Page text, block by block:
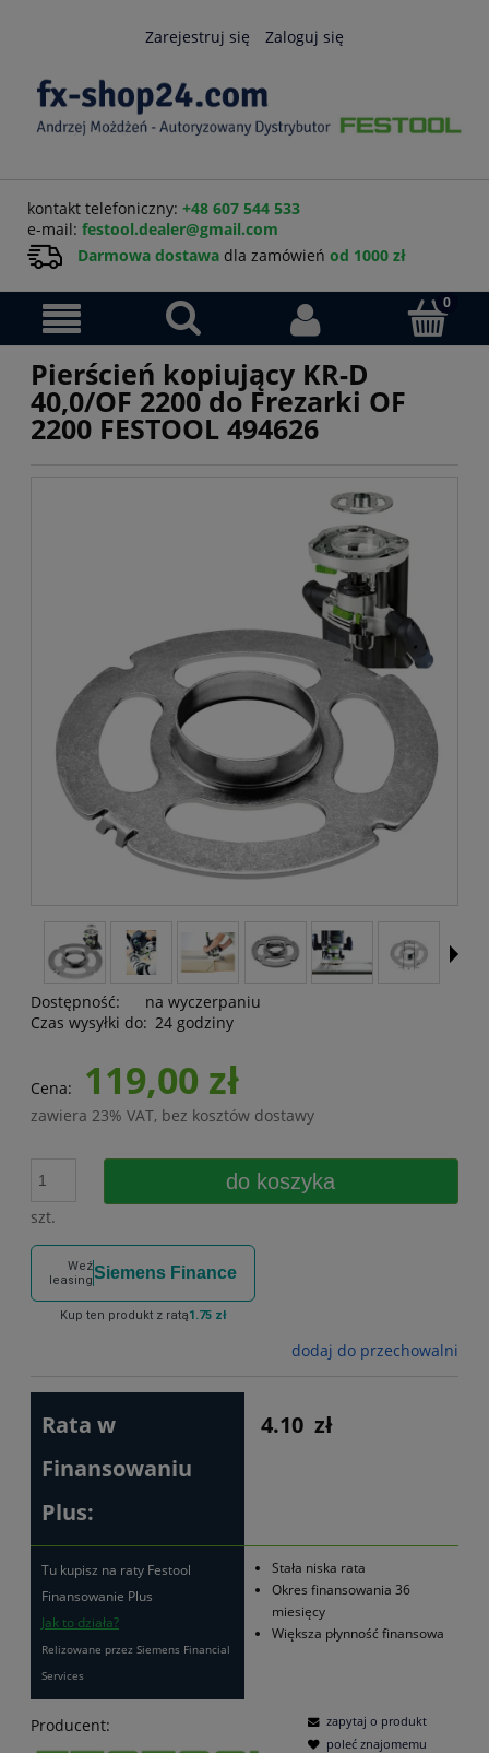
Zarejestruj się Zaloguj się
kontakt telefoniczny: +48 607 544 533
e-mail: festool.dealer@gmail.com
Darmowa dostawa dla zamówień od 1000 zł
Pierścień kopiujący KR-D
40,0/OF 2200 do Frezarki OF
2200 FESTOOL 494626
Dostępność:
na wyczerpaniu
Czas wysyłki do: 24 godziny
Cena: 119,00 zł
zawiera 23% VAT, bez kosztów dostawy
szt.
do koszyka
Weź
leasingSiemens Finance
Kup ten produkt z ratą1.75 zł
dodaj do przechowalni
Rata w
Finansowaniu
Plus:
4.10 zł
Tu kupisz na raty Festool
Finansowanie Plus
Jak to działa?
Relizowane przez Siemens Financial
Services
Stała niska rata
Okres finansowania 36
miesięcy
Większa płynność finansowa
Producent:
zapytaj o produkt
poleć znajomemu